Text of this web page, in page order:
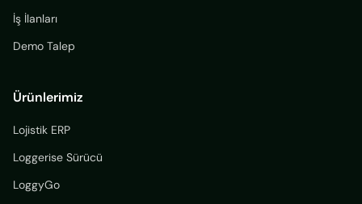
İş İlanları
Demo Talep
Ürünlerimiz
Lojistik ERP
Loggerise Sürücü
LoggyGo